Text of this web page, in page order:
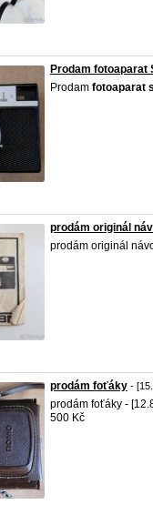
Prodam fotoaparat
Prodam fotoaparat
prodám originál
prodám originál
prodám foťáky -
prodám foťáky -
500 Kč